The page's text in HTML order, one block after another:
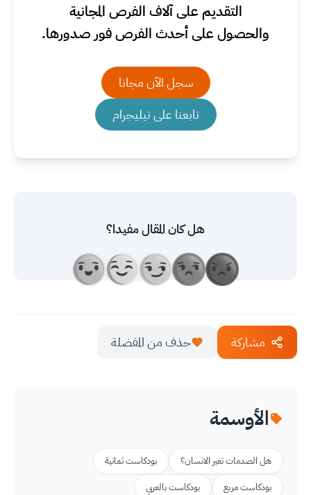
التقديم على آلاف الفرص المجانية
والحصول على أحدث الفرص فور صدورها.
سجل الآن مجانا
تابعنا على تيليجرام
هل كان المقال مفيدا؟
مشاركة حذف من المفضلة
الأوسمة
هل الصدمات تغير الانسان؟
بودكاست ثمانية
بودكاست مربع
بودكاست بالعربي